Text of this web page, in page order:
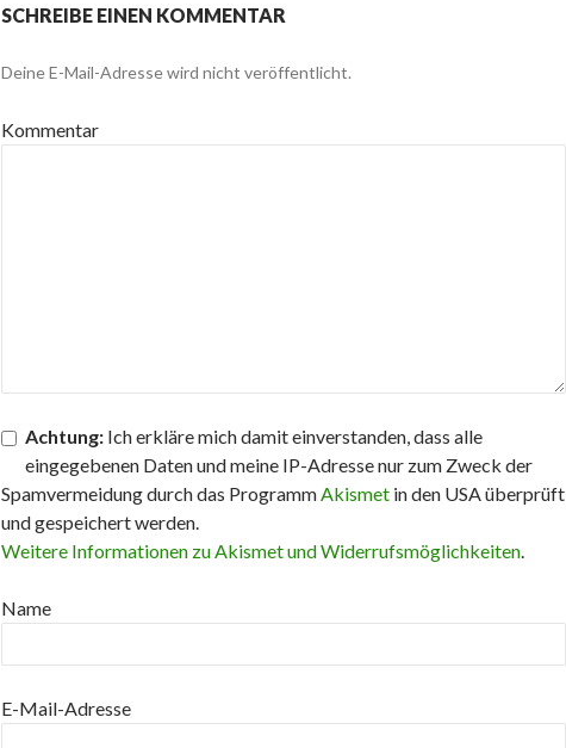
SCHREIBE EINEN KOMMENTAR
Deine E-Mail-Adresse wird nicht veröffentlicht.
Kommentar
Achtung: Ich erkläre mich damit einverstanden, dass alle
eingegebenen Daten und meine IP-Adresse nur zum Zweck der
Spamvermeidung durch das ProgrammAkismet in den USA überprüft
und gespeichert werden.
Weitere Informationen zu Akismet und Widerrufsmöglichkeiten.
Name
E-Mail-Adresse